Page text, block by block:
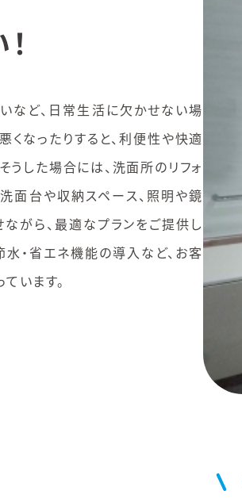
など、日常生活に欠かせない場
くなったりすると、利便性や快適
うした場合には、洗面所のリフォ
面台や収納スペース、照明や鏡
がら、最適なプランをご提供し
水・省エネ機能の導入など、お客
います。